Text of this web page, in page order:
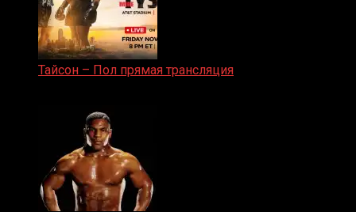
Тайсон – Пол прямая трансляция